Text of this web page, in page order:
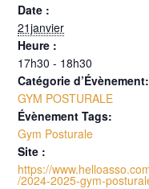
Date :
21janvier
Heure :
17h30 - 18h30
Catégorie d’Évènement:
GYM POSTURALE
Évènement Tags:
Gym Posturale
Site :
https://
/2024-2025-gym-